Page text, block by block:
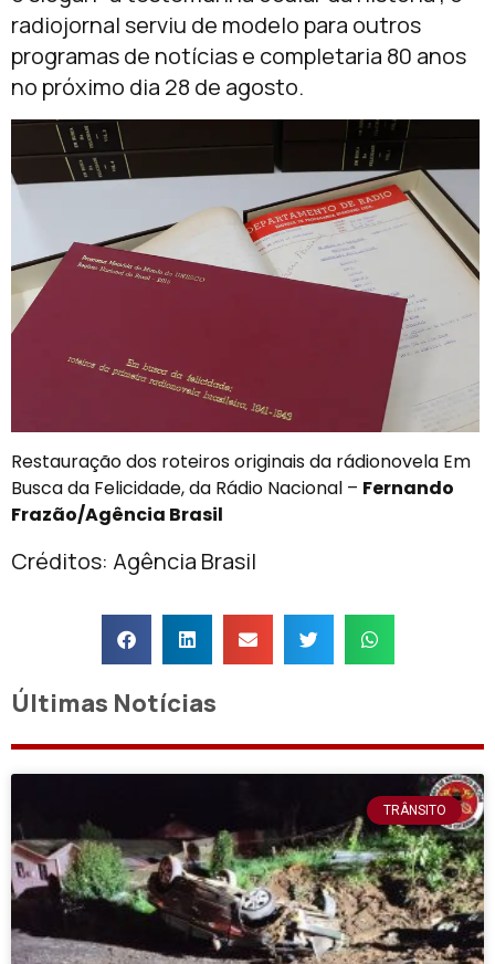
radiojornal serviu de modelo para outros
programas de notícias e completaria 80 anos
no próximo dia 28 de agosto.
Restauração dos roteiros originais da rádionovela Em
Busca da Felicidade, da Rádio Nacional – Fernando
Frazão/Agência Brasil
Créditos: Agência Brasil
Últimas Notícias
TRÂNSITO